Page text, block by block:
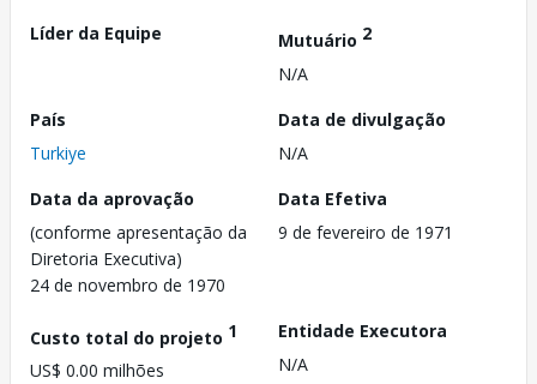
Líder da Equipe
Mutuário 2
N/A
País
Turkiye
Data de divulgação
N/A
Data da aprovação
(conforme apresentação da
Diretoria Executiva)
24 de novembro de 1970
Data Efetiva
9 de fevereiro de 1971
Custo total do projeto 1
US$ 0.00 milhões
Entidade Executora
N/A